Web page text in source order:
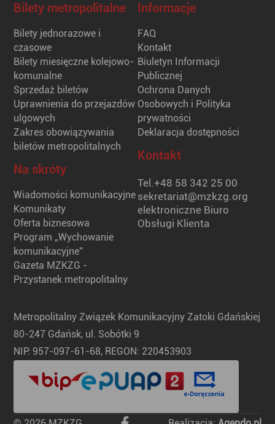
Bilety metropolitalne
Bilety jednorazowe i
czasowe
Bilety miesięczne kolejowo-
komunalne
Sprzedaż biletów
Uprawnienia do przejazdów
ulgowych
Zakres obowiązywania
biletów metropolitalnych
Na skróty
Wiadomości komunikacyjne
Komunikaty
Oferta biznesowa
Program „Wychowanie
komunikacyjne”
Gazeta MZKZG -
Przystanek metropolitalny
Informacje
FAQ
Kontakt
Biuletyn Informacji
Publicznej
Ochrona Danych
Osobowych i Polityka
prywatności
Deklaracja dostępności
Kontakt
Tel.+48 58 342 25 00
sekretariat@mzkzg.org
elektroniczne Biuro
Obsługi Klienta
Metropolitalny Związek Komunikacyjny Zatoki Gdańskiej
80-247 Gdańsk, ul. Sobótki 9
NIP: 957-097-61-68, REGON: 220453903